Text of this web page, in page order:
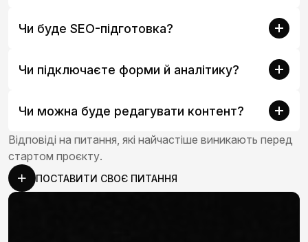
Відповіді на питання, які найчастіше виникають перед
стартом проєкту.
ПОСТАВИТИ СВОЄ ПИТАННЯ
Чи буде SEO-підготовка?
Чи підключаєте форми й аналітику?
Чи можна буде редагувати контент?